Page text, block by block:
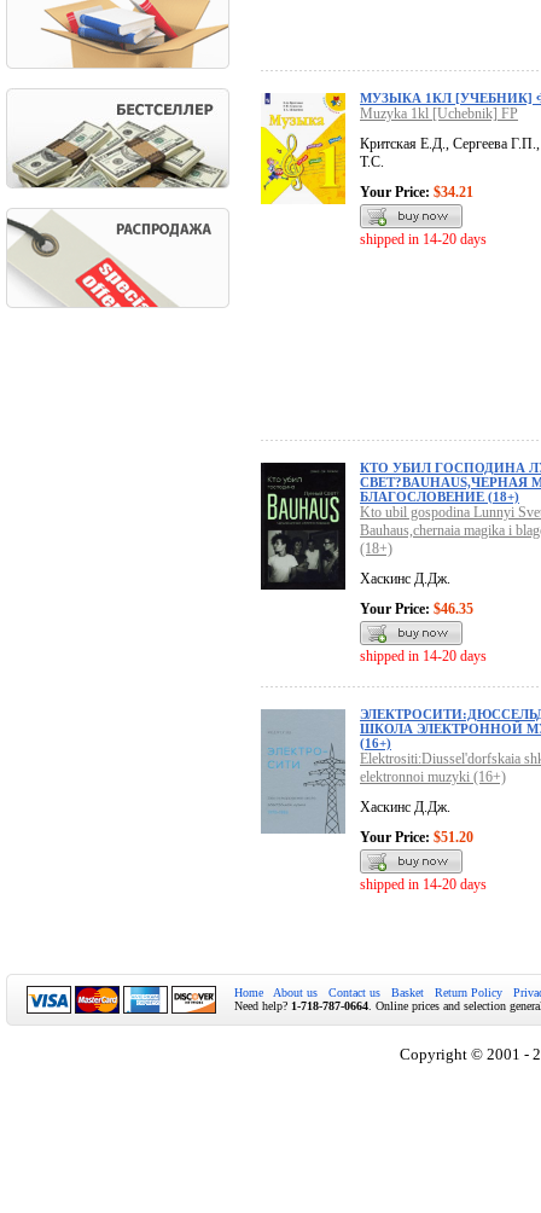
МУЗЫКА 1КЛ [УЧЕБНИК]
Muzyka 1kl [Uchebnik] FP
Критская Е.Д., Сергеева
Т.С.
Your Price: $34.21
shipped in 14-20 days
КТО УБИЛ ГОСПОДИНА
СВЕТ?BAUHAUS,ЧЕРНАЯ
БЛАГОСЛОВЕНИЕ (18+)
Kto ubil gospodina Lunnyi
Bauhaus,chernaia magika i
(18+)
Хаскинс Д.Дж.
Your Price: $46.35
shipped in 14-20 days
ШКОЛА ЭЛЕКТРОННОЙ
(16+)
Elektrositi:Diussel'dorfskaia
elektronnoi muzyki (16+)
Хаскинс Д.Дж.
Your Price: $51.20
shipped in 14-20 days
Home About us Contact us Basket Return Policy
Need help? 1-718-787-0664 . Online prices and selection
Copyright © 2001 -